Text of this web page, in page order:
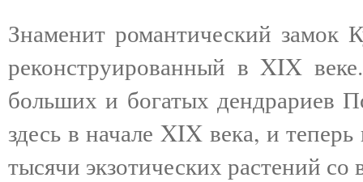
Знаменит романтический замок
реконструированный в XIX
больших и богатых дендрариев
здесь в начале XIX века, и
тысячи экзотических растений со